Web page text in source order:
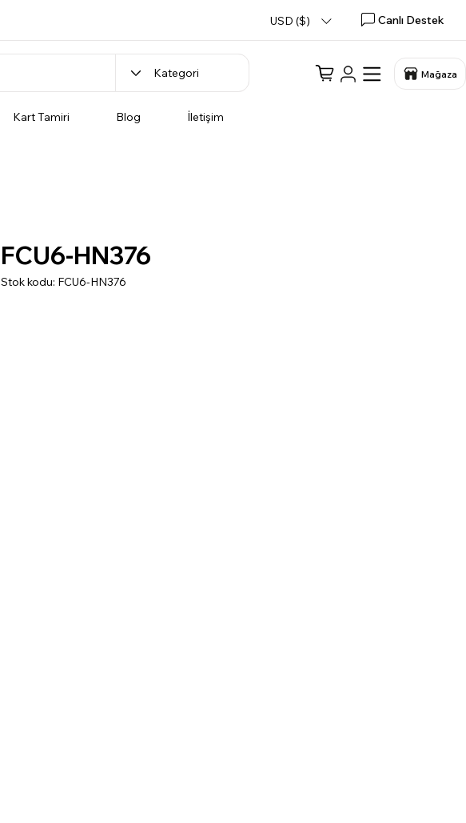
USD ($) Canlı Destek
Mağaza
Kart Tamiri Blog İletişim
FCU6-HN376
Stok kodu: FCU6-HN376